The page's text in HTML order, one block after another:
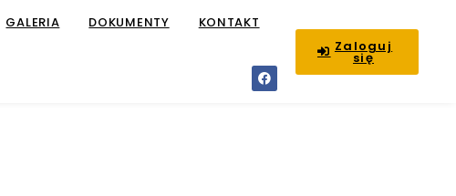
GALERIA DOKUMENTY
KONTAKT
Zaloguj
się